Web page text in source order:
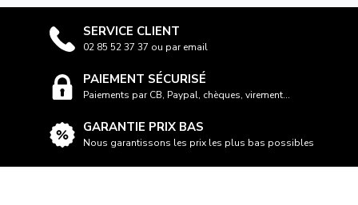
SERVICE CLIENT
02 85 52 37 37 ou par email
PAIEMENT SÉCURISÉ
Paiements par CB, Paypal, chèques, virement...
GARANTIE PRIX BAS
Nous garantissons les prix les plus bas possibles